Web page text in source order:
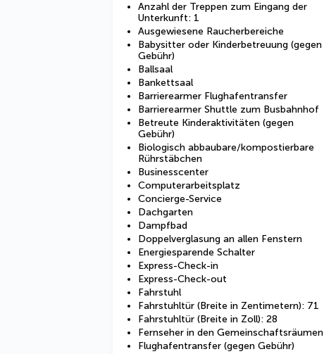
Anzahl der Treppen zum Eingang der
Unterkunft: 1
Ausgewiesene Raucherbereiche
Babysitter oder Kinderbetreuung (gegen
Gebühr)
Ballsaal
Bankettsaal
Barrierearmer Flughafentransfer
Barrierearmer Shuttle zum Busbahnhof
Betreute Kinderaktivitäten (gegen
Gebühr)
Biologisch abbaubare/kompostierbare
Rührstäbchen
Businesscenter
Computerarbeitsplatz
Concierge-Service
Dachgarten
Dampfbad
Doppelverglasung an allen Fenstern
Energiesparende Schalter
Express-Check-in
Express-Check-out
Fahrstuhl
Fahrstuhltür (Breite in Zentimetern): 71
Fahrstuhltür (Breite in Zoll): 28
Fernseher in den Gemeinschaftsräumen
Flughafentransfer (gegen Gebühr)